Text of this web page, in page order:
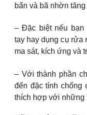
bẩn và bã nhờn
– Đặc biệt nếu bạn
tay hay dụng cụ rửa
ma sát, kích ứng và
– Với thành phần
đến đặc tính chống
thích hợp với những